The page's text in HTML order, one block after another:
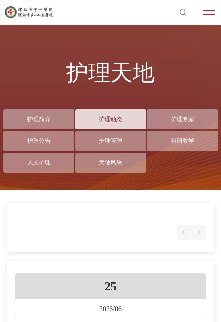
护理天地
护理简介 护理动态 护理专家
护理公告 护理管理 科研教学
人文护理 天使风采
25
2026/06